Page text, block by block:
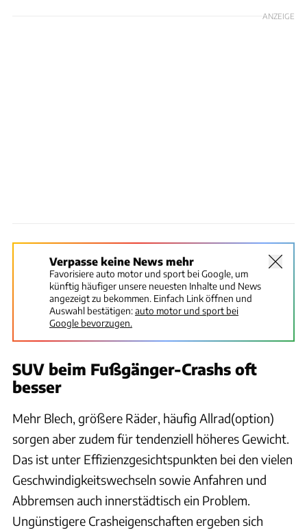
ANZEIGE
Verpasse keine News mehr
Favorisiere auto motor und sport bei Google, um
künftig häufiger unsere neuesten Inhalte und News
angezeigt zu bekommen. Einfach Link öffnen und
Auswahl bestätigen:auto motor und sport bei
Google bevorzugen.
SUV beim Fußgänger-Crashs oft
besser
Mehr Blech, größere Räder, häufig Allrad(option)
sorgen aber zudem für tendenziell höheres Gewicht.
Das ist unter Effizienzgesichtspunkten bei den vielen
Geschwindigkeitswechseln sowie Anfahren und
Abbremsen auch innerstädtisch ein Problem.
Ungünstigere Crasheigenschaften ergeben sich